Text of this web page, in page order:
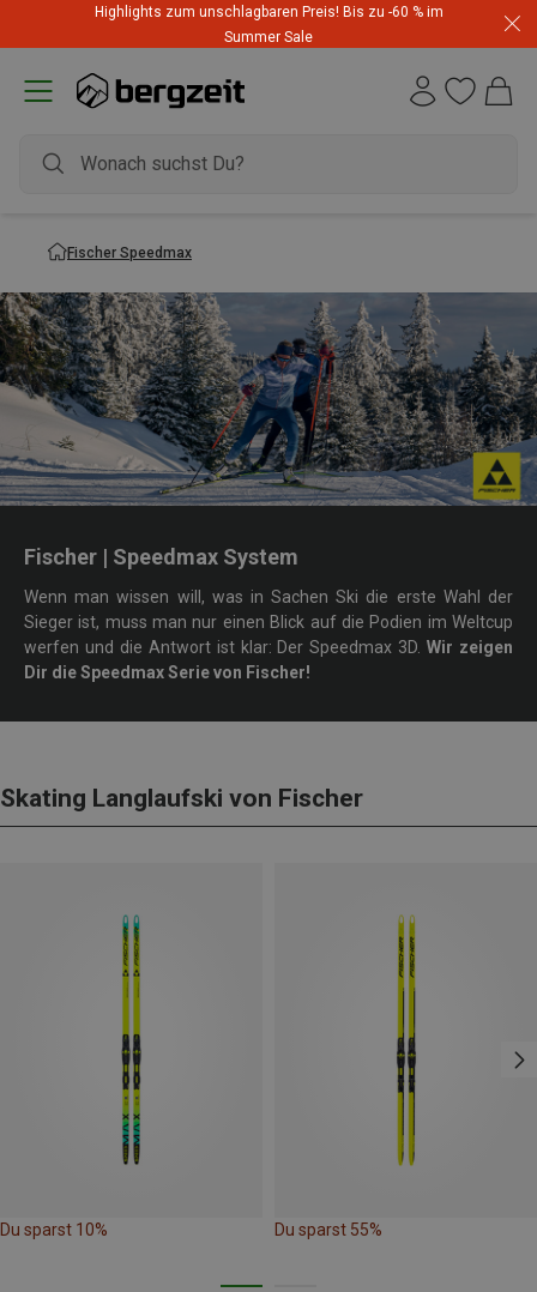
Highlights zum unschlagbaren Preis! Bis zu -60 % im
Summer Sale
Fischer Speedmax
Fischer | Speedmax System
Wenn man wissen will, was in Sachen Ski die erste Wahl der
Sieger ist, muss man nur einen Blick auf die Podien im Weltcup
werfen und die Antwort ist klar: Der Speedmax 3D.Wir zeigen
Dir die Speedmax Serie von Fischer!
Skating Langlaufski von Fischer
Du sparst 10% Du sparst 55%